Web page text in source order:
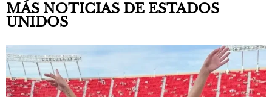
MÁS NOTICIAS DE ESTADOS
UNIDOS